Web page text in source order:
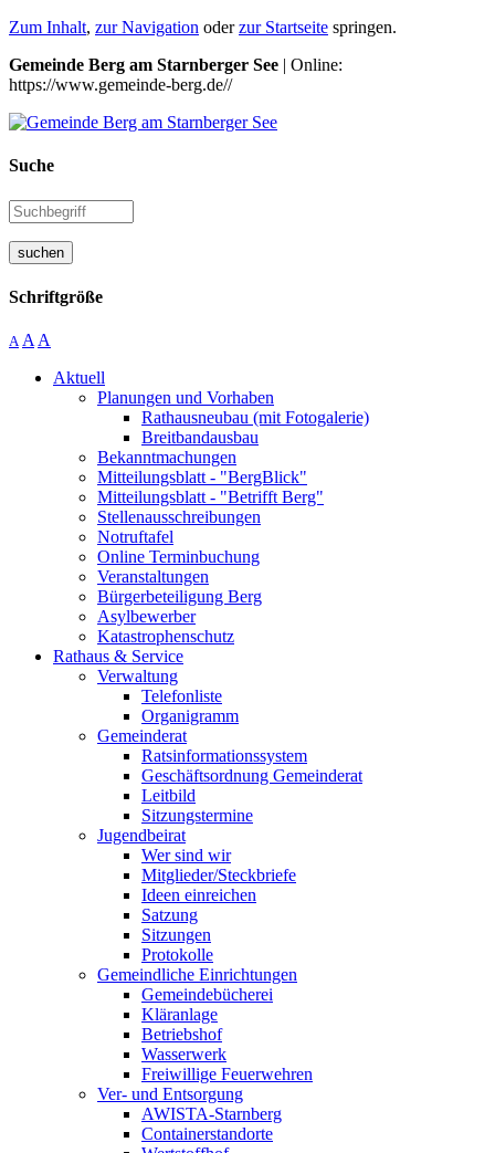
Zum Inhalt, zur Navigation oderzur Startseite springen.
Gemeinde Berg am Starnberger See | Online:
https://www.gemeinde-berg.de//
Suche
suchen
Schriftgröße
A A A
Aktuell
Planungen und Vorhaben
Rathausneubau (mit Fotogalerie)
Breitbandausbau
Bekanntmachungen
Mitteilungsblatt - "BergBlick"
Mitteilungsblatt - "Betrifft Berg"
Stellenausschreibungen
Notruftafel
Online Terminbuchung
Veranstaltungen
Bürgerbeteiligung Berg
Asylbewerber
Katastrophenschutz
Rathaus & Service
Verwaltung
Telefonliste
Organigramm
Gemeinderat
Ratsinformationssystem
Geschäftsordnung Gemeinderat
Leitbild
Sitzungstermine
Jugendbeirat
Wer sind wir
Mitglieder/Steckbriefe
Ideen einreichen
Satzung
Sitzungen
Protokolle
Gemeindliche Einrichtungen
Gemeindebücherei
Kläranlage
Betriebshof
Wasserwerk
Freiwillige Feuerwehren
Ver- und Entsorgung
AWISTA-Starnberg
Containerstandorte